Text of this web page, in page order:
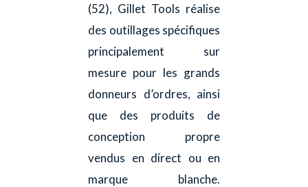
(52), Gillet Tools réalise
des outillages spécifiques
principalement sur
mesure pour les grands
donneurs d’ordres, ainsi
que des produits de
conception propre
vendus en direct ou en
marque blanche.